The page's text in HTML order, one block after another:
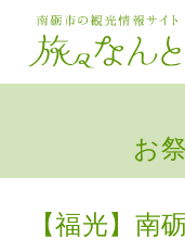
お
【福光】南